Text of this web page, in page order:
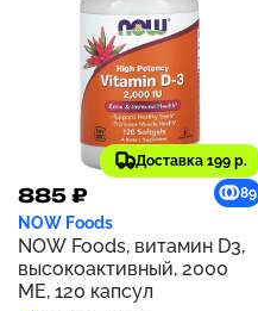
Доставка 199 р.
885 ₽ 89
NOW Foods
NOW Foods, витамин D3,
высокоактивный, 2000
МЕ, 120 капсул